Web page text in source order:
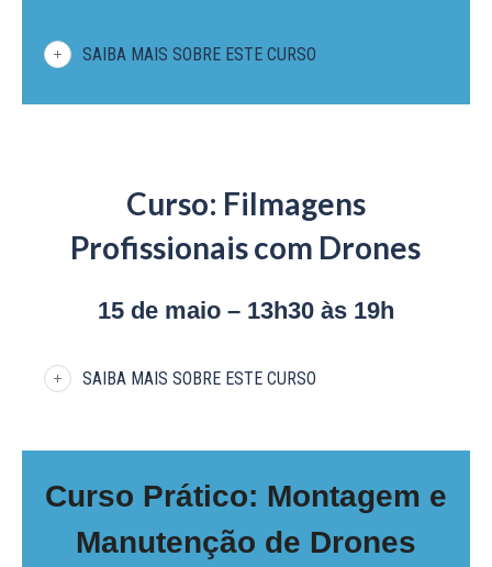
SAIBA MAIS SOBRE ESTE CURSO
Curso: Filmagens
Profissionais com Drones
15 de maio – 13h30 às 19h
SAIBA MAIS SOBRE ESTE CURSO
Curso Prático: Montagem e
Manutenção de Drones